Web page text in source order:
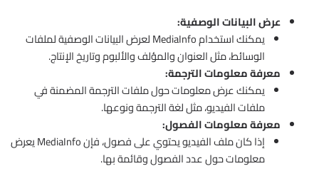
عرض البيانات الوصفية:
يمكنك استخدام MediaInfo لعرض البيانات الوصفية لملفات
الوسائط، مثل العنوان والمؤلف والألبوم وتاريخ الإنتاج.
معرفة معلومات الترجمة:
يمكنك عرض معلومات حول ملفات الترجمة المضمنة في
ملفات الفيديو، مثل لغة الترجمة ونوعها.
معرفة معلومات الفصول:
إذا كان ملف الفيديو يحتوي على فصول، فإن MediaInfo يعرض
معلومات حول عدد الفصول وقائمة بها.